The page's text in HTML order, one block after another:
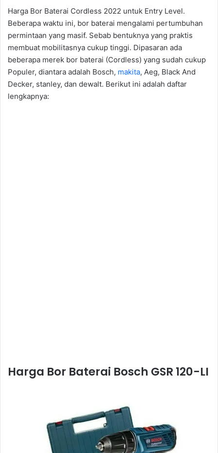
Harga Bor Baterai Cordless 2022 untuk Entry Level.
Beberapa waktu ini, bor baterai mengalami pertumbuhan
permintaan yang masif. Sebab bentuknya yang praktis
membuat mobilitasnya cukup tinggi. Dipasaran ada
beberapa merek bor baterai (Cordless) yang sudah cukup
Populer, diantara adalah Bosch, makita, Aeg, Black And
Decker, stanley, dan dewalt. Berikut ini adalah daftar
lengkapnya:
Harga Bor Baterai Bosch GSR 120-LI